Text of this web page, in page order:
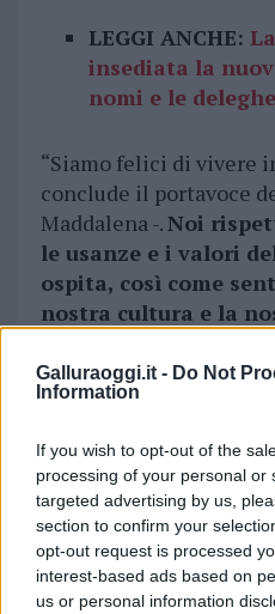
Galluraoggi.it - Do Not
Information
If you wish to opt-out of the
processing of your personal or
targeted advertising by us,
section to confirm your
opt-out request is processed
interest-based ads based on
us or personal information
LEGGI ANCHE:
insediata la
nomi e le deleghe
“Siamo felici di vivere
conclude il portavoce
Maddalena -.Noi
le usanze e i valori
ospita, così come
nostra cultura e la
e alla collaborazione
di vivere insieme in
Vuoi rimuovere le
Puoi abbonarti asoli
cliccandoqui